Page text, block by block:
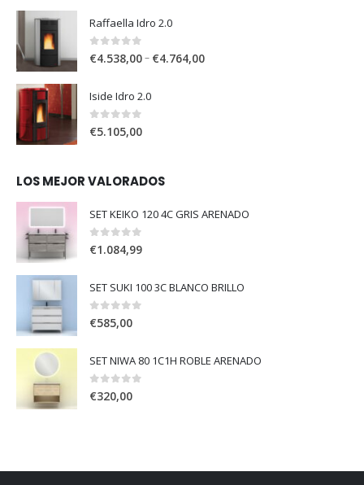
Raffaella Idro 2.0
0 out of 5
€4.538,00– €4.764,00
Iside Idro 2.0
0out of 5
€5.105,00
LOS MEJOR VALORADOS
SET KEIKO 120 4C GRIS ARENADO
0 out of 5
€1.084,99
SET SUKI 100 3C BLANCO BRILLO
0out of 5
€585,00
SET NIWA 80 1C1H ROBLE ARENADO
0out of 5
€320,00